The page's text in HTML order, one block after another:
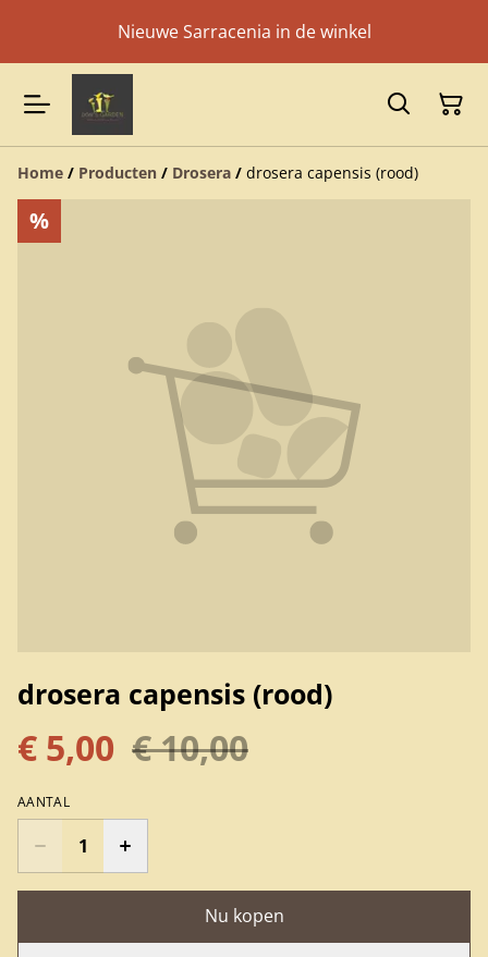
Nieuwe Sarracenia in de winkel
Home / Producten / Drosera / drosera capensis (rood)
%
drosera capensis (rood)
€ 5,00 € 10,00
AANTAL
Nu kopen